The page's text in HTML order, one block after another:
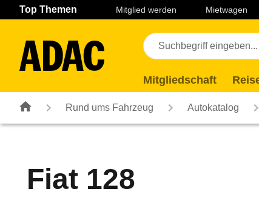
Navigation Seiteninhalt Fußzeile
Top Themen Mitglied werden Mietwagen
Mitgliedschaft
Rund ums Fahrzeug Autokatalog
Fiat 128